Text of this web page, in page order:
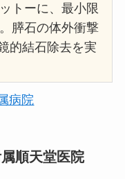
トーに、最小限
膵石の体外衝撃
的結石除去を実
病院
順天堂医院